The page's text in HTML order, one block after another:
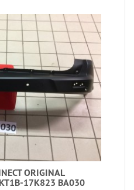
ORIGINAL
KT1B-17K823 BA030